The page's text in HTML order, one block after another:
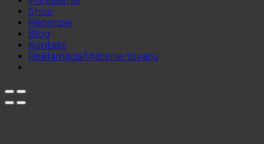
Shop
Recenzie
Blog
Kontakt
Reklamácia/Vrátenie tovaru